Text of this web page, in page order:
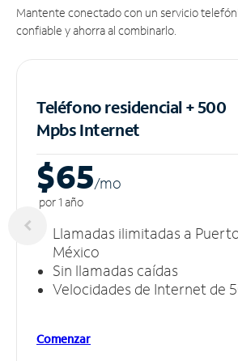
Mantente conectado con un servicio
confiable y ahorra al combinarlo.
Teléfono residencial + 500
MpbsInternet
$65/mo
por 1 año
Llamadas ilimitadas a
México
Sin llamadas caídas
Velocidades de Internet de
Comenzar